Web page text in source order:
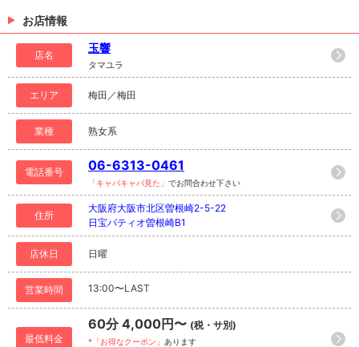
お店情報
店名
玉響
タマユラ
エリア 梅田／梅田
業種 熟女系
電話番号 06-6313-0461
「キャバキャバ見た」 でお問合わせ下さい
住所
大阪府大阪市北区曽根崎2-5-22
日宝パティオ曽根崎B1
店休日 日曜
営業時間 13:00〜LAST
最低料金
60分 4,000円〜 (税・サ別)
*「お得なクーポン」 あります